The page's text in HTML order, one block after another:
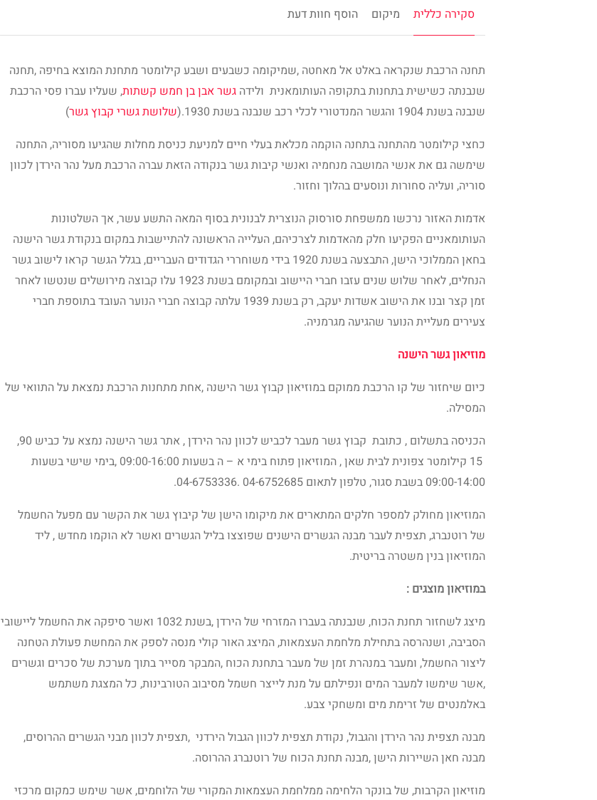
סקירה כללית מיקום הוסף חוות דעת
תחנה הרכבת שנקראה באלט אל מאחטה ,שמיקומה כשבעים ושבע קילומטר מתחנת המוצא בחיפה ,תחנה
שנבנתה כשישית בתחנות בתקופה העותומאנית ולידה גשר אבן בן חמש קשתות, שעליו עברו פסי הרכבת
שנבנה בשנת 1904 והגשר המנדטורי לכלי רכב שנבנה בשנת 1930.(
שלושת גשרי קבוץ גשר)
כחצי קילומטר מהתחנה בתחנה הוקמה מכלאת בעלי חיים למניעת כניסת מחלות שהגיעו מסוריה, התחנה
שימשה גם את אנשי המושבה מנחמיה ואנשי קיבות גשר בנקודה הזאת עברה הרכבת מעל נהר הירדן לכוון
סוריה, ועליה סחורות ונוסעים בהלוך וחזור.
אדמות האזור נרכשו ממשפחת סורסוק הנוצרית לבנונית בסוף המאה התשע עשר, אך השלטונות
העותומאניים הפקיעו חלק מהאדמות לצרכיהם, העלייה הראשונה להתיישבות במקום בנקודת גשר הישנה
בחאן הממלוכי הישן, התבצעה בשנת 1920 בידי משוחררי הגדודים העבריים, בגלל הגשר קראו לישוב גשר
הנחלים, לאחר שלוש שנים עזבו חברי היישוב ובמקומם בשנת 1923 עלו קבוצה מירושלים שנטשו לאחר
זמן קצר ובנו את הישוב אשדות יעקב, רק בשנת 1939 עלתה קבוצה חברי הנוער העובד בתוספת חברי
צעירים מעליית הנוער שהגיעה מגרמניה.
מוזיאון גשר הישנה
כיום שיחזור של קו הרכבת ממוקם במוזיאון קבוץ גשר הישנה ,אחת מתחנות הרכבת נמצאת על התוואי של
המסילה.
הכניסה בתשלום , כתובת קבוץ גשר מעבר לכביש לכוון נהר הירדן , אתר גשר הישנה נמצא על כביש 90,
15 קילומטר צפונית לבית שאן , המוזיאון פתוח בימי א – ה בשעות 09:00-16:00 ,בימי שישי בשעות
09:00-14:00 בשבת סגור, טלפון לתאום 04-6752685 .04-6753336.
המוזיאון מחולק למספר חלקים המתארים את מיקומו הישן של קיבוץ גשר את הקשר עם מפעל החשמל
של רוטנברג, תצפית לעבר מבנה הגשרים הישנים שפוצצו בליל הגשרים ואשר לא הוקמו מחדש , ליד
המוזיאון בנין משטרה בריטית.
במוזיאון מוצגים :
מיצג לשחזור תחנת הכוח, שנבנתה בעברו המזרחי של הירדן ,בשנת 1032 ואשר סיפקה את החשמל ליישובי
הסביבה, ושנהרסה בתחילת מלחמת העצמאות, המיצג האור קולי מנסה לספק את המחשת פעולת הטחנה
ליצור החשמל, ומעבר במנהרת זמן של מעבר בתחנת הכוח ,המבקר מסייר בתוך מערכת של סכרים וגשרים
,אשר שימשו למעבר המים ונפילתם על מנת לייצר חשמל מסיבוב הטורבינות, כל המצגת משתמש
באלמנטים של זרימת מים ומשחקי צבע.
מבנה תצפית נהר הירדן והגבול, נקודת תצפית לכוון הגבול הירדני ,תצפית לכוון מבני הגשרים ההרוסים,
מבנה חאן השיירות הישן ,מבנה תחנת הכוח של רוטנברג ההרוסה.
מוזיאון הקרבות, של בונקר הלחימה ממלחמת העצמאות המקורי של הלוחמים, אשר שימש כמקום מרכזי